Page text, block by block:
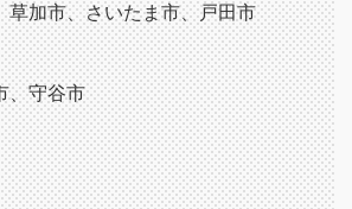
草加市、さいたま市、戸田市
、守谷市